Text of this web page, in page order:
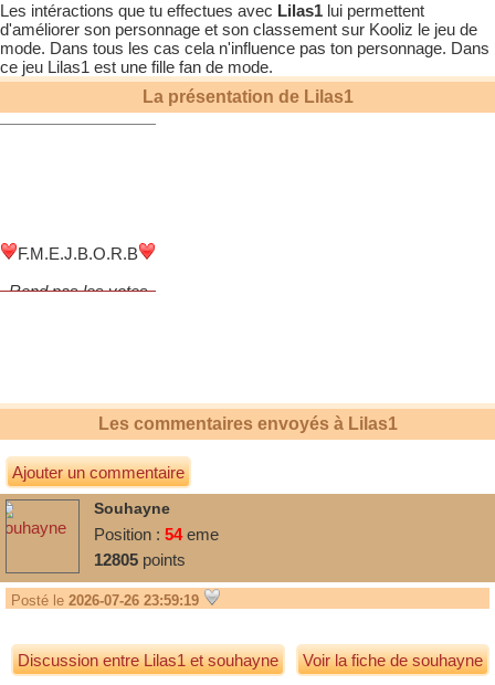
Les intéractions que tu effectues avec Lilas1 lui permettent
d'améliorer son personnage et son classement sur Kooliz le jeu de
mode. Dans tous les cas cela n'influence pas ton personnage. Dans
ce jeu Lilas1 est une fille fan de mode.
La présentation de Lilas1
F.M.E.J.B.O.R.B
Rend pas les votes
Les commentaires envoyés à Lilas1
Ajouter un commentaire
Souhayne
Position : 54eme
12805 points
Posté le 2026-07-26 23:59:19
Discussion entreLilas1etsouhayne Voir la fiche de souhayne